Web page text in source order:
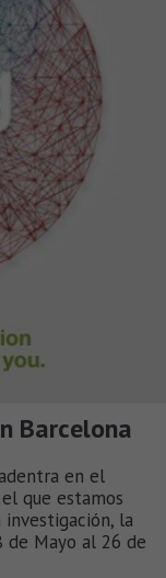
Barcelona
en el
que estamos
la
de Mayo al 26 de